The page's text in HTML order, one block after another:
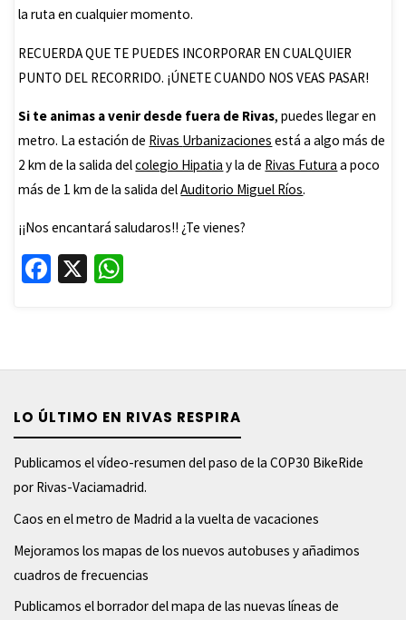
la ruta en cualquier momento.
RECUERDA QUE TE PUEDES INCORPORAR EN CUALQUIER
PUNTO DEL RECORRIDO. ¡ÚNETE CUANDO NOS VEAS PASAR!
Si te animas a venir desde fuera de Rivas, puedes llegar en
metro. La estación de Rivas Urbanizaciones está a algo más de
2 km de la salida delcolegio Hipatia y la de Rivas Futura a poco
más de 1 km de la salida delAuditorio Miguel Ríos.
¡¡Nos encantará saludaros!! ¿Te vienes?
Fa
k
X
p
LO ÚLTIMO EN RIVAS RESPIRA
Publicamos el vídeo-resumen del paso de la COP30 BikeRide
por Rivas-Vaciamadrid.
Caos en el metro de Madrid a la vuelta de vacaciones
Mejoramos los mapas de los nuevos autobuses y añadimos
cuadros de frecuencias
Publicamos el borrador del mapa de las nuevas líneas de